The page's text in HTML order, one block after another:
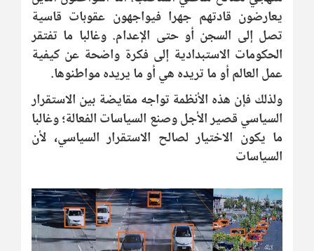
يعارضون قادتهم جهرا فيواجهون عقوبات قاسية
تصل إلى السجن أو حتى الإعدام. وغالبا ما تفتقر
الحكومات الاستبدادية إلى فكرة واضحة عن كيفية
عمل العالم أو ما تريده هي أو ما يريده مواطنوها.
ولذلك فإن هذه الأنظمة تواجه مقايضة بين الاستقرار
السياسي قصير الأجل وصنع السياسات الفعالة؛ وغالبا
ما يكون الاختيار لصالح الاستقرار السياسي، لأن
السياسات